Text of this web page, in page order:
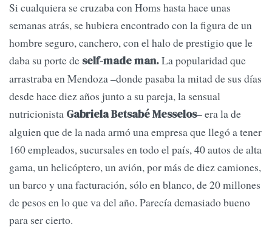
Si cualquiera se cruzaba con Homs hasta hace unas
semanas atrás, se hubiera encontrado con la figura de un
hombre seguro, canchero, con el halo de prestigio que le
daba su porte de self-made man.La popularidad que
arrastraba en Mendoza –donde pasaba la mitad de sus días
desde hace diez años junto a su pareja, la sensual
nutricionista Gabriela Betsabé Messelos– era la de
alguien que de la nada armó una empresa que llegó a tener
160 empleados, sucursales en todo el país, 40 autos de alta
gama, un helicóptero, un avión, por más de diez camiones,
un barco y una facturación, sólo en blanco, de 20 millones
de pesos en lo que va del año. Parecía demasiado bueno
para ser cierto.